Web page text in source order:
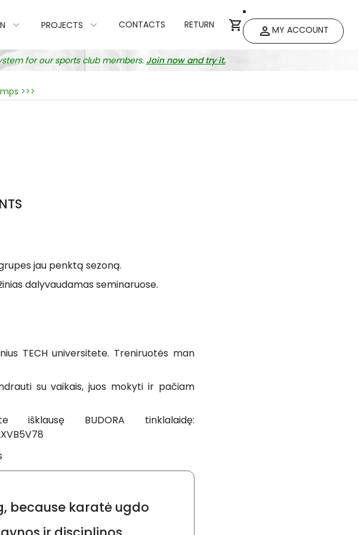
PROJECTS CONTACTS RETURN MY ACCOUNT
for our sports club members. Join now and try it.
>>>
jau penktą sezoną.
dalyvaudamas seminaruose.
TECH universitete. Treniruotės man
su vaikais, juos mokyti ir pačiam
BUDORA tinklalaidę:
because karatė ugdo